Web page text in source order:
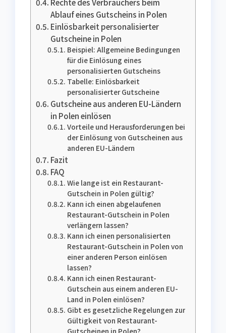
Ablauf eines Gutscheins in Polen
Einlösbarkeit personalisierter
Gutscheine in Polen
Beispiel: Allgemeine Bedingungen
für die Einlösung eines
personalisierten Gutscheins
Tabelle: Einlösbarkeit
personalisierter Gutscheine
Gutscheine aus anderen EU-Ländern
in Polen einlösen
Vorteile und Herausforderungen bei
der Einlösung von Gutscheinen aus
anderen EU-Ländern
Fazit
FAQ
Wie lange ist ein Restaurant-
Gutschein in Polen gültig?
Kann ich einen abgelaufenen
Restaurant-Gutschein in Polen
verlängern lassen?
Kann ich einen personalisierten
Restaurant-Gutschein in Polen von
einer anderen Person einlösen
lassen?
Kann ich einen Restaurant-
Gutschein aus einem anderen EU-
Land in Polen einlösen?
Gibt es gesetzliche Regelungen zur
Gültigkeit von Restaurant-
Gutscheinen in Polen?